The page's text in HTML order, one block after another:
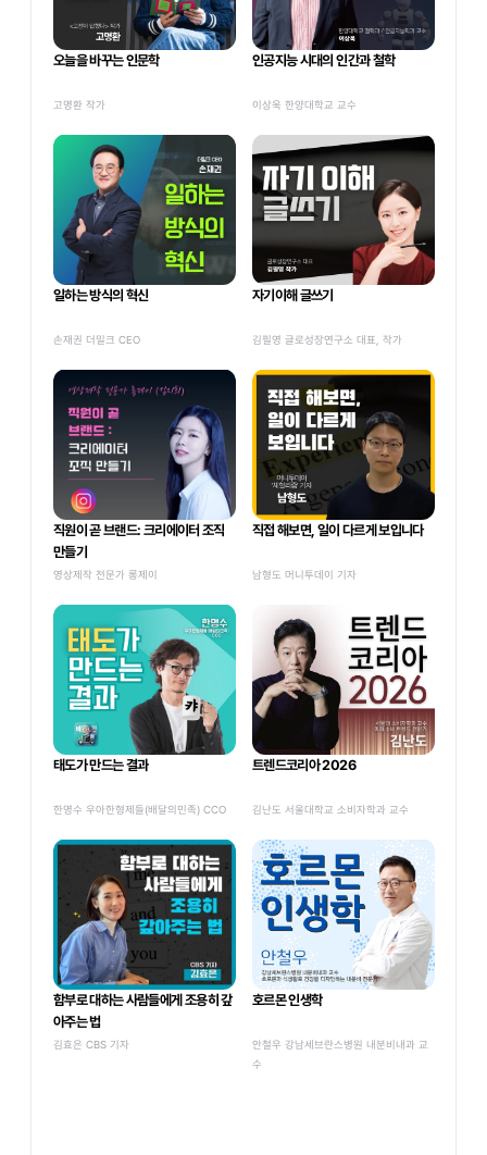
오늘을 바꾸는 인문학
고명환 작가
인공지능 시대의 인간과 철학
이상욱 한양대학교 교수
일하는 방식의 혁신
손재권 더밀크 CEO
자기이해 글쓰기
김필영 글로성장연구소 대표, 작가
직원이 곧 브랜드: 크리에이터 조직
만들기
영상제작 전문가 롱제이
직접 해보면, 일이 다르게 보입니다
남형도 머니투데이 기자
태도가 만드는 결과
한명수 우아한형제들(배달의민족) CCO
트렌드코리아 2026
김난도 서울대학교 소비자학과 교수
함부로 대하는 사람들에게 조용히 갚
아주는 법
김효은 CBS 기자
호르몬 인생학
안철우 강남세브란스병원 내분비내과 교
수